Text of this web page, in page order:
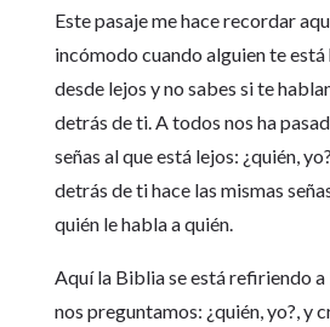
Este pasaje me hace recordar
incómodo cuando alguien te está
desde lejos y no sabes si te
detrás de ti. A todos nos ha
señas al que está lejos: ¿quién,
detrás de ti hace las mismas
quién le habla a quién.
Aquí la Biblia se está refiriendo a
nos preguntamos: ¿quién, yo?, y